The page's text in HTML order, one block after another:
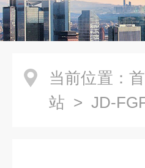
当前位置：
站 > JD-